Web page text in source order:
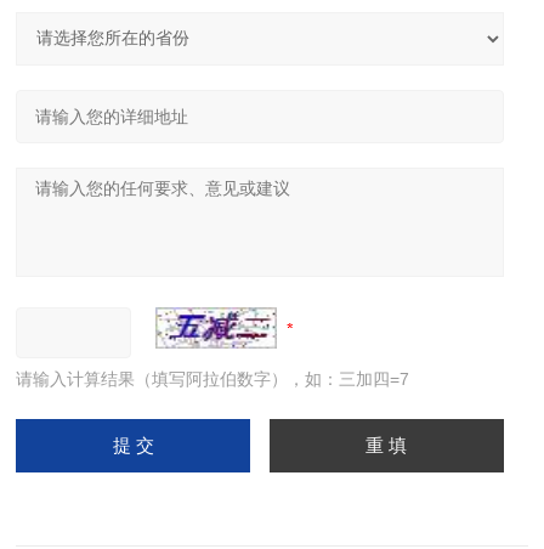
请输入计算结果（填写阿拉伯数字），如：三加四=7